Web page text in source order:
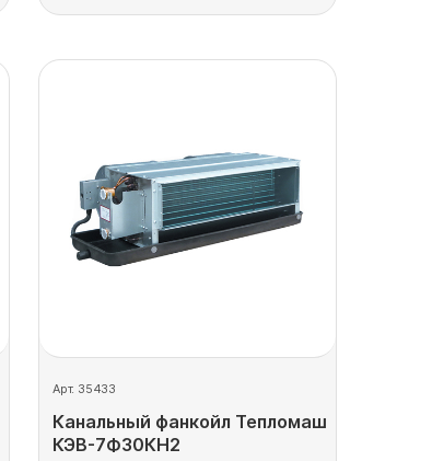
Арт. 35433
Канальный фанкойл Тепломаш
КЭВ-7Ф30КН2